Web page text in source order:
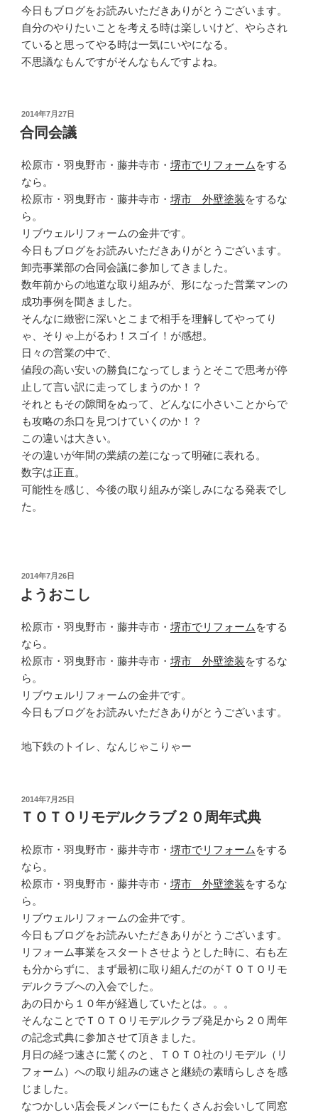
今日もブログをお読みいただきありがとうございます。
自分のやりたいことを考える時は楽しいけど、やらされ
ていると思ってやる時は一気にいやになる。
不思議なもんですがそんなもんですよね。
投
稿
日:
2014年7月27日
合同会議
松原市・羽曳野市・藤井寺市・ 堺市でリフォーム をする
なら。
松原市・羽曳野市・藤井寺市・ 堺市 外壁塗装をするな
ら。
リブウェルリフォームの金井です。
今日もブログをお読みいただきありがとうございます。
卸売事業部の合同会議に参加してきました。
数年前からの地道な取り組みが、形になった営業マンの
成功事例を聞きました。
そんなに緻密に深いとこまで相手を理解してやってり
ゃ、そりゃ上がるわ！スゴイ！が感想。
日々の営業の中で、
値段の高い安いの勝負になってしまうとそこで思考が停
止して言い訳に走ってしまうのか！？
それともその隙間をぬって、どんなに小さいことからで
も攻略の糸口を見つけていくのか！？
この違いは大きい。
その違いが年間の業績の差になって明確に表れる。
数字は正直。
可能性を感じ、今後の取り組みが楽しみになる発表でし
た。
投
稿
日:
2014年7月26日
ようおこし
松原市・羽曳野市・藤井寺市・ 堺市でリフォーム をする
なら。
松原市・羽曳野市・藤井寺市・ 堺市 外壁塗装をするな
ら。
リブウェルリフォームの金井です。
今日もブログをお読みいただきありがとうございます。
地下鉄のトイレ、なんじゃこりゃー
投
稿
日:
2014年7月25日
ＴＯＴＯリモデルクラブ２０周年式典
松原市・羽曳野市・藤井寺市・ 堺市でリフォーム をする
なら。
松原市・羽曳野市・藤井寺市・ 堺市 外壁塗装をするな
ら。
リブウェルリフォームの金井です。
今日もブログをお読みいただきありがとうございます。
リフォーム事業をスタートさせようとした時に、右も左
も分からずに、まず最初に取り組んだのがＴＯＴＯリモ
デルクラブへの入会でした。
あの日から１０年が経過していたとは。。。
そんなことでＴＯＴＯリモデルクラブ発足から２０周年
の記念式典に参加させて頂きました。
月日の経つ速さに驚くのと、ＴＯＴＯ社のリモデル（リ
フォーム）への取り組みの速さと継続の素晴らしさを感
じました。
なつかしい店会長メンバーにもたくさんお会いして同窓